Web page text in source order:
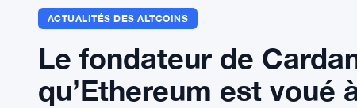
ACTUALITÉS DES ALTCOINS
Le fondateur de
qu’Ethereum est voué